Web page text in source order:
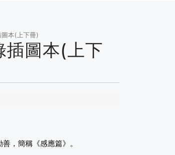
本(上下冊)
插圖本(上下
，簡稱《感應篇》。